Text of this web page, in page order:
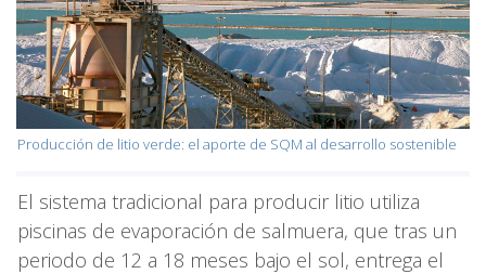
Producción de litio verde: el aporte de SQM al desarrollo sostenible
El sistema tradicional para producir litio utiliza
piscinas de evaporación de salmuera, que tras un
periodo de 12 a 18 meses bajo el sol, entrega el